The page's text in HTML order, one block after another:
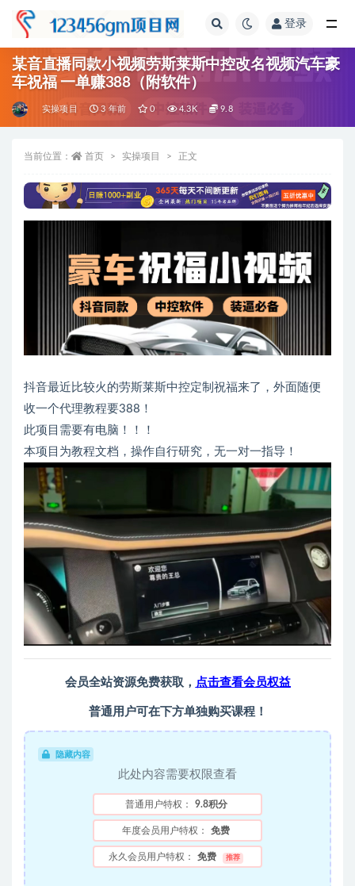
登录
某音直播同款小视频劳斯莱斯中控改名视频汽车豪
车祝福 一单赚388（附软件）
实操项目 3 年前 0 4.3K 9.8
当前位置： 首页 实操项目 正文
抖音最近比较火的劳斯莱斯中控定制祝福来了，外面随便
收一个代理教程要388！
此项目需要有电脑！！！
本项目为教程文档，操作自行研究，无一对一指导！
会员全站资源免费获取， 点击查看会员权益
普通用户可在下方单独购买课程！
隐藏内容
此处内容需要权限查看
普通用户特权： 9.8积分
年度会员用户特权： 免费
永久会员用户特权： 免费 推荐